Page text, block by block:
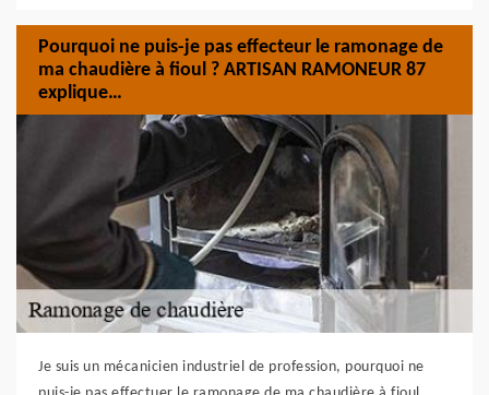
Pourquoi ne puis-je pas effecteur le ramonage de
ma chaudière à fioul ? ARTISAN RAMONEUR 87
explique…
Je suis un mécanicien industriel de profession, pourquoi ne